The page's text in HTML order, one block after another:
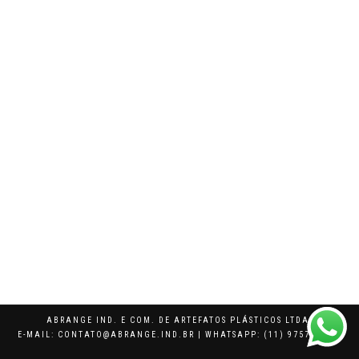
ABRANGE IND. E COM. DE ARTEFATOS PLÁSTICOS LTDA.
E-MAIL: CONTATO@ABRANGE.IND.BR | WHATSAPP: (11) 97574-5249